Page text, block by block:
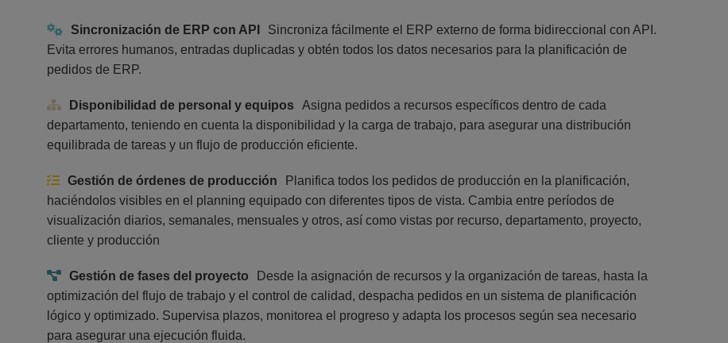
Sincronización de ERP con API
Sincroniza fácilmente el ERP externo de forma bidireccional con API.
Evita errores humanos, entradas duplicadas y obtén todos los datos necesarios para la planificación de
pedidos de ERP.
Disponibilidad de personal y equipos
Asigna pedidos a recursos específicos dentro de cada
departamento, teniendo en cuenta la disponibilidad y la carga de trabajo, para asegurar una distribución
equilibrada de tareas y un flujo de producción eficiente.
Gestión de órdenes de producción
Planifica todos los pedidos de producción en la planificación,
haciéndolos visibles en el planning equipado con diferentes tipos de vista. Cambia entre períodos de
visualización diarios, semanales, mensuales y otros, así como vistas por recurso, departamento, proyecto,
cliente y producción
Gestión de fases del proyecto
Desde la asignación de recursos y la organización de tareas, hasta la
optimización del flujo de trabajo y el control de calidad, despacha pedidos en un sistema de planificación
lógico y optimizado. Supervisa plazos, monitorea el progreso y adapta los procesos según sea necesario
para asegurar una ejecución fluida.